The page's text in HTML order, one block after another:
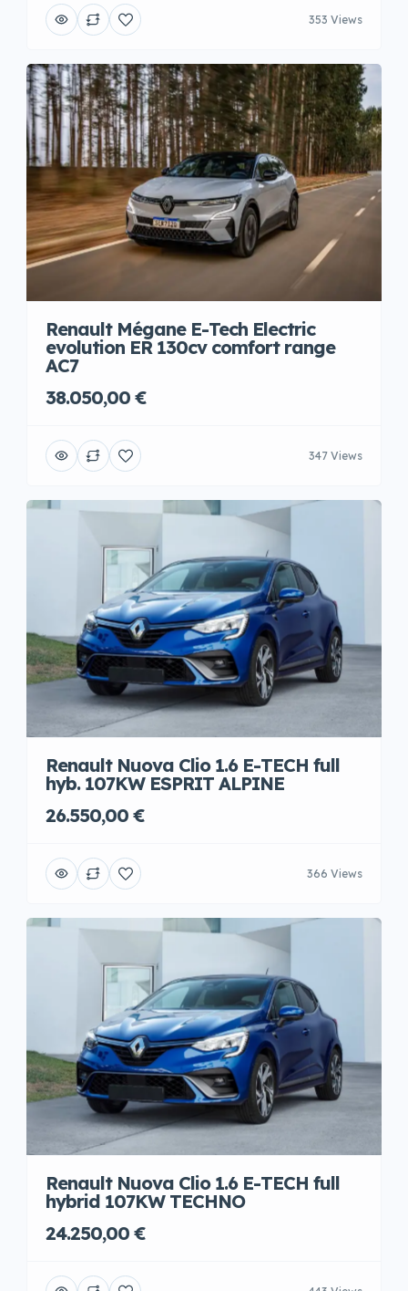
353 Views
Renault Mégane E-Tech Electric
evolution ER 130cv comfort range
AC7
38.050,00 €
347 Views
Renault Nuova Clio 1.6 E-TECH full
hyb. 107KW ESPRIT ALPINE
26.550,00 €
366 Views
Renault Nuova Clio 1.6 E-TECH full
hybrid 107KW TECHNO
24.250,00 €